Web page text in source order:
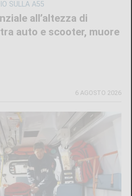
SULLA A55
all’altezza di
auto e scooter, muore
6 AGOSTO 2026